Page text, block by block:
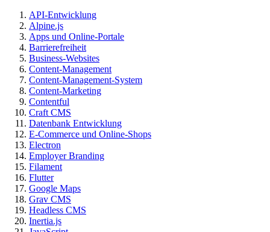
API-Entwicklung
Alpine.js
Apps und Online-Portale
Barrierefreiheit
Business-Websites
Content-Management
Content-Management-System
Content-Marketing
Contentful
Craft CMS
Datenbank Entwicklung
E-Commerce und Online-Shops
Electron
Employer Branding
Filament
Flutter
Google Maps
Grav CMS
Headless CMS
Inertia.js